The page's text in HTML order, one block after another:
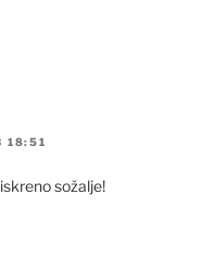
18:51
sožalje!